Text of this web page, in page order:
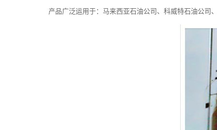
产品广泛运用于：马来西亚石油公司、科威特石油公